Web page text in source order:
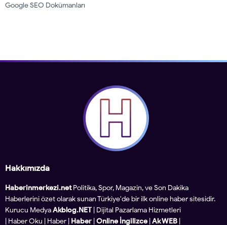
Google SEO Dokümanları
Hakkımızda
Haberinmerkezi.netPolitika, Spor, Magazin, ve Son Dakika
Haberlerini özet olarak sunan Türkiye'de bir ilk online haber sitesidir.
Kurucu MedyaAkblog.NET | Dijital Pazarlama Hizmetleri
Haber Oku Haber Haber Online İngilizce Ak WEB